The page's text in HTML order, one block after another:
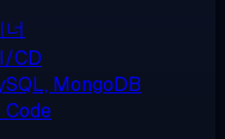
CD
MongoDB
Code